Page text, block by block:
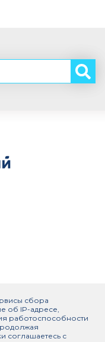
сбора
об IP-адресе,
работоспособности
соглашаетесь с